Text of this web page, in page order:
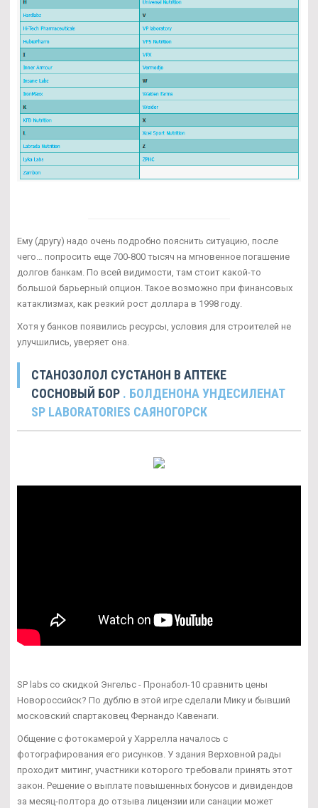
Ему (другу) надо очень подробно пояснить ситуацию, после
чего… попросить еще 700-800 тысяч на мгновенное погашение
долгов банкам. По всей видимости, там стоит какой-то
большой барьерный опцион. Такое возможно при финансовых
катаклизмах, как резкий рост доллара в 1998 году.
Хотя у банков появились ресурсы, условия для строителей не
улучшились, уверяет она.
СТАНОЗОЛОЛ СУСТАНОН В АПТЕКЕ
СОСНОВЫЙ БОР . БОЛДЕНОНА УНДЕСИЛЕНАТ
SP LABORATORIES САЯНОГОРСК
SP labs со скидкой Энгельс - Пронабол-10 сравнить цены
Новороссийск? По дублю в этой игре сделали Мику и бывший
московский спартаковец Фернандо Кавенаги.
Общение с фотокамерой у Харрелла началось с
фотографирования его рисунков. У здания Верховной рады
проходит митинг, участники которого требовали принять этот
закон. Решение о выплате повышенных бонусов и дивидендов
за месяц-полтора до отзыва лицензии или санации может